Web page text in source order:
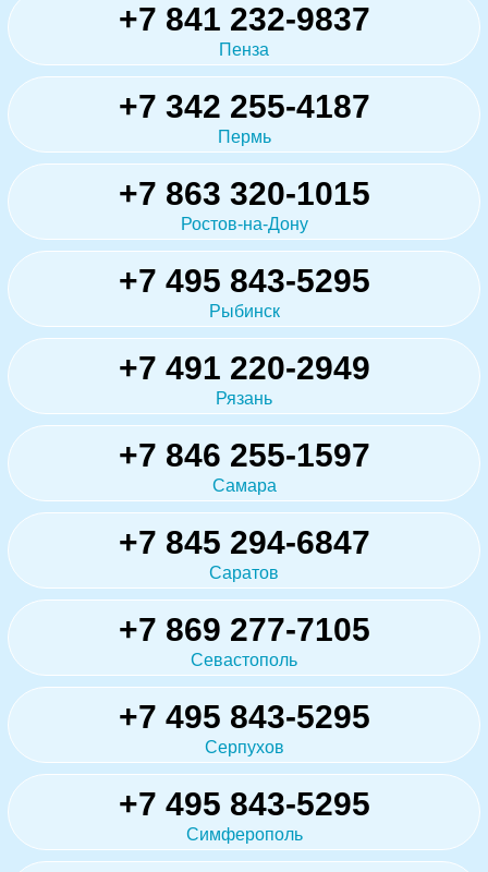
+7 841 232-9837
Пенза
+7 342 255-4187
Пермь
+7 863 320-1015
Ростов-на-Дону
+7 495 843-5295
Рыбинск
+7 491 220-2949
Рязань
+7 846 255-1597
Самара
+7 845 294-6847
Саратов
+7 869 277-7105
Севастополь
+7 495 843-5295
Серпухов
+7 495 843-5295
Симферополь